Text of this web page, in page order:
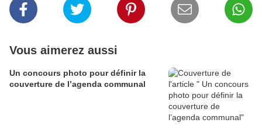
Vous aimerez aussi
Un concours photo pour définir la
couverture de l’agenda communal